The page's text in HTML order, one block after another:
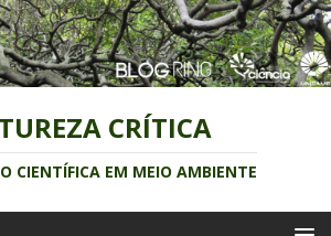
de ferramentas
CRÍTICA
CIENTÍFICA EM MEIO AMBIENTE